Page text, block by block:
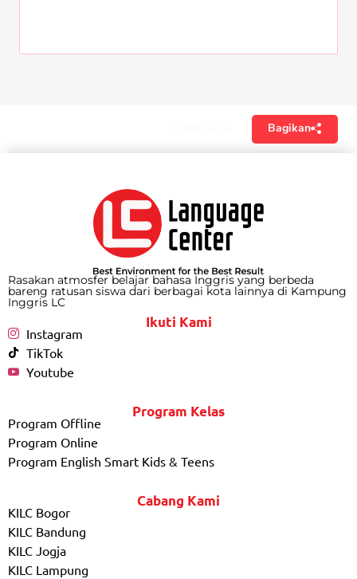
Bagikan
Rasakan atmosfer belajar bahasa Inggris yang berbeda
bareng ratusan siswa dari berbagai kota lainnya di Kampung
Inggris LC
Ikuti Kami
Instagram
TikTok
Youtube
Program Kelas
Program Offline
Program Online
Program English Smart Kids & Teens
Cabang Kami
KILC Bogor
KILC Bandung
KILC Jogja
KILC Lampung